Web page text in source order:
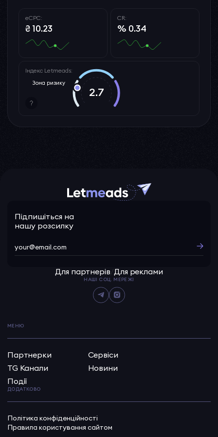
eCPC:
₴ 10.23
CR:
% 0.34
Індекс Letmeads:
Зона ризику
2.7
Підпишіться на
нашу розсилку
Для партнерів/Для реклами
НАШІ СОЦ. МЕРЕЖІ
МЕНЮ
Партнерки
Сервіси
TG Канали
Новини
Події
ДОДАТКОВО
Політика конфіденційності
Правила користування сайтом